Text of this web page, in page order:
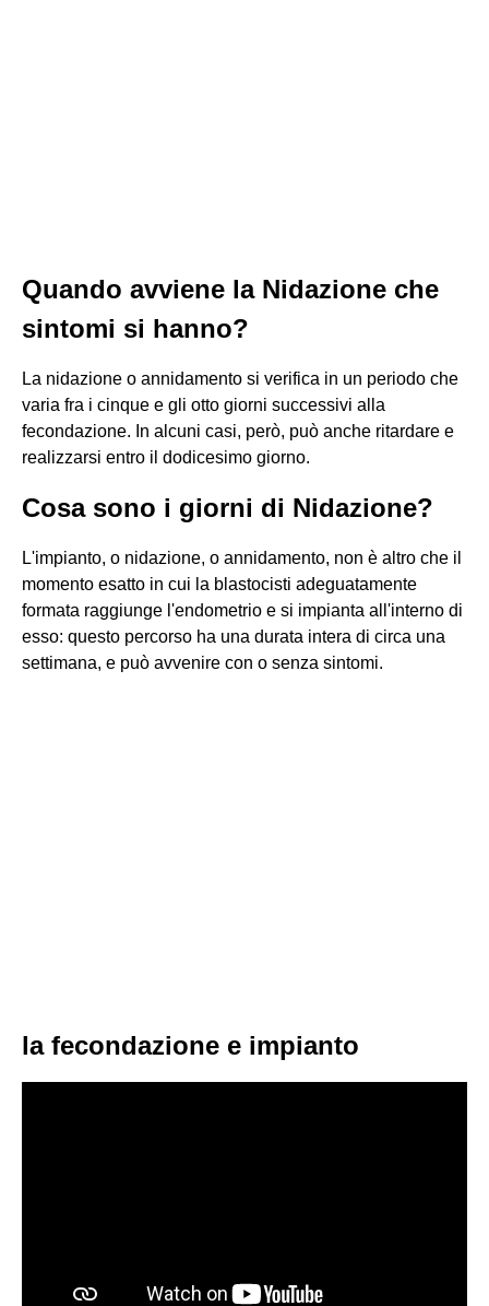
Quando avviene la Nidazione che
sintomi si hanno?
La nidazione o annidamento si verifica in un periodo che
varia fra i cinque e gli otto giorni successivi alla
fecondazione. In alcuni casi, però, può anche ritardare e
realizzarsi entro il dodicesimo giorno.
Cosa sono i giorni di Nidazione?
L'impianto, o nidazione, o annidamento, non è altro che il
momento esatto in cui la blastocisti adeguatamente
formata raggiunge l'endometrio e si impianta all'interno di
esso: questo percorso ha una durata intera di circa una
settimana, e può avvenire con o senza sintomi.
la fecondazione e impianto